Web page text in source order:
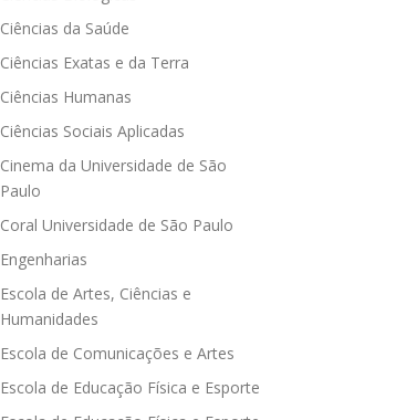
Ciências da Saúde
Ciências Exatas e da Terra
Ciências Humanas
Ciências Sociais Aplicadas
Cinema da Universidade de São
Paulo
Coral Universidade de São Paulo
Engenharias
Escola de Artes, Ciências e
Humanidades
Escola de Comunicações e Artes
Escola de Educação Física e Esporte